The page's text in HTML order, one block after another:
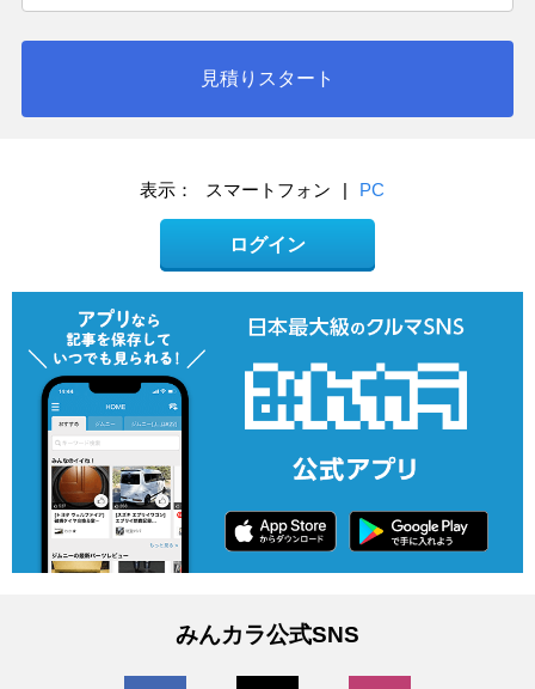
見積りスタート
表示： スマートフォン | PC
ログイン
みんカラ公式SNS